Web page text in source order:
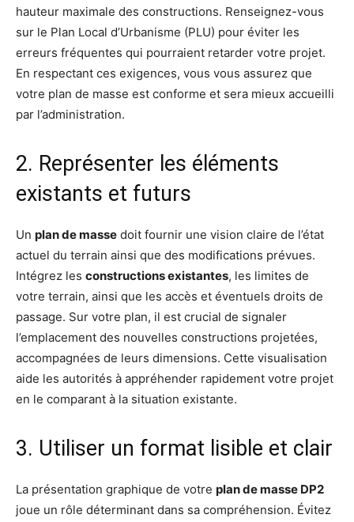
hauteur maximale des constructions. Renseignez-vous
sur le Plan Local d’Urbanisme (PLU) pour éviter les
erreurs fréquentes qui pourraient retarder votre projet.
En respectant ces exigences, vous vous assurez que
votre plan de masse est conforme et sera mieux accueilli
par l’administration.
2. Représenter les éléments
existants et futurs
Un plan de masse doit fournir une vision claire de l’état
actuel du terrain ainsi que des modifications prévues.
Intégrez les constructions existantes, les limites de
votre terrain, ainsi que les accès et éventuels droits de
passage. Sur votre plan, il est crucial de signaler
l’emplacement des nouvelles constructions projetées,
accompagnées de leurs dimensions. Cette visualisation
aide les autorités à appréhender rapidement votre projet
en le comparant à la situation existante.
3. Utiliser un format lisible et clair
La présentation graphique de votre plan de masse DP2
joue un rôle déterminant dans sa compréhension. Évitez